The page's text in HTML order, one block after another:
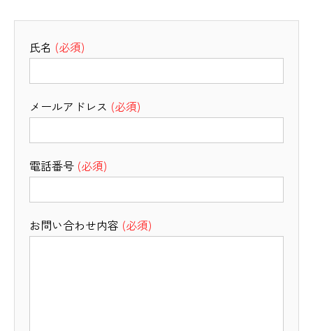
氏名 (必須)
メールアドレス (必須)
電話番号 (必須)
お問い合わせ内容 (必須)